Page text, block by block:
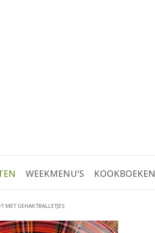
WEEKMENU'S KOOKBOEKEN
MET GEHAKTBALLETJES